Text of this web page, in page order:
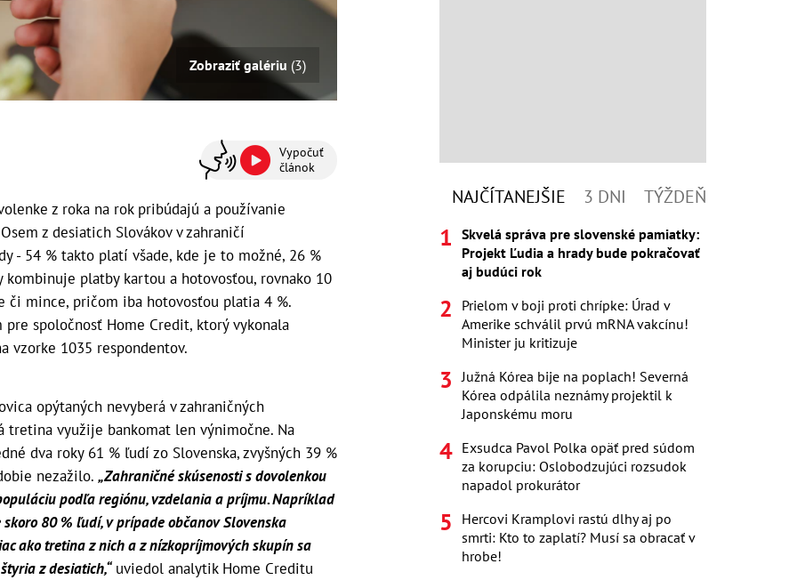
Zobraziť galériu (3)
Vypočuť
článok
z roka na rok pribúdajú a používanie
z desiatich Slovákov v zahraničí
- 54 % takto platí všade, kde je to možné, 26 %
platby kartou a hotovosťou, rovnako 10
či mince, pričom iba hotovosťou platia 4 %.
spoločnosť Home Credit, ktorý vykonala
vzorke 1035 respondentov.
opýtaných nevyberá v zahraničných
tretina využije bankomat len výnimočne. Na
dva roky 61 % ľudí zo Slovenska, zvyšných 39 %
nezažilo. „Zahraničné skúsenosti s dovolenkou
podľa regiónu, vzdelania a príjmu. Napríklad
80 % ľudí, v prípade občanov Slovenska
ako tretina z nich a z nízkopríjmových skupín sa
z desiatich,“uviedol analytik Home Creditu
NAJČÍTANEJŠIE 3 DNI TÝŽDEŇ
Skvelá správa pre slovenské pamiatky:
Projekt Ľudia a hrady bude pokračovať
aj budúci rok
Prielom v boji proti chrípke: Úrad v
Amerike schválil prvú mRNA vakcínu!
Minister ju kritizuje
Južná Kórea bije na poplach! Severná
Kórea odpálila neznámy projektil k
Japonskému moru
Exsudca Pavol Polka opäť pred súdom
za korupciu: Oslobodzujúci rozsudok
napadol prokurátor
Hercovi Kramplovi rastú dlhy aj po
smrti: Kto to zaplatí? Musí sa obracať v
hrobe!